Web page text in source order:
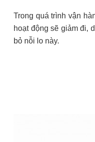
Trong quá trình vận
hoạt động sẽ giảm đi,
bỏ nỗi lo này.